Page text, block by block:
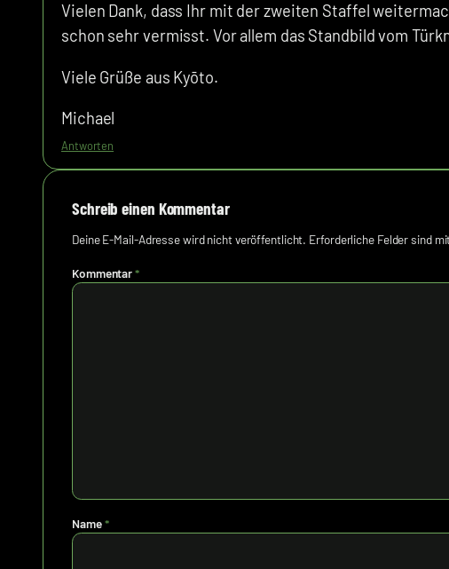
Vielen Dank, dass Ihr mit der zweiten Staffel
schon sehr vermisst. Vor allem das Standbild vom
Viele Grüße aus Kyōto.
Michael
Antworten
Schreib einen Kommentar
Deine E-Mail-Adresse wird nicht veröffentlicht. Erforderliche Felder sind
Kommentar*
Name*